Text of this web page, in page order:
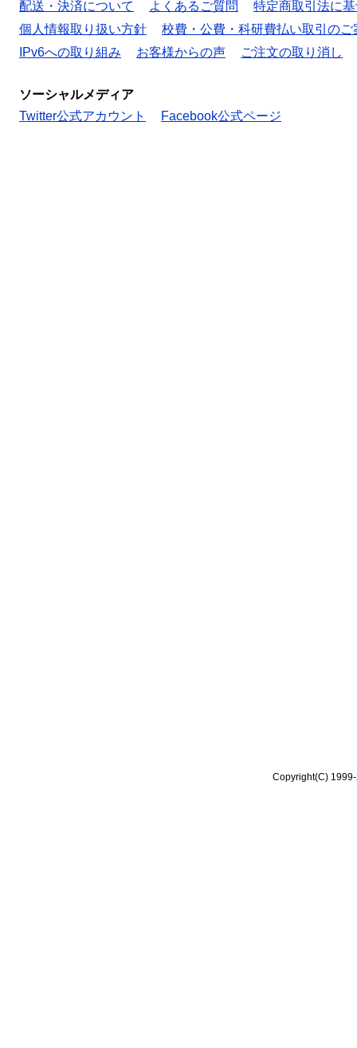
配送・決済について よくあるご質問
特定商取引法に
個人情報取り扱い方針
校費・公費・科研費払い取引のご
IPv6への取り組み
お客様からの声 ご注文の取り消し
ソーシャルメディア
Twitter公式アカウント
Facebook公式ページ
Copyright(C)